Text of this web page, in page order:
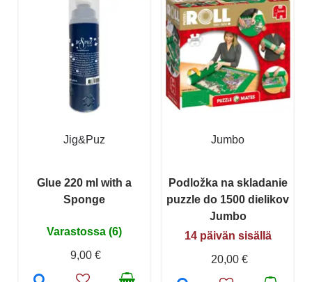
Jig&Puz
Glue 220 ml with a
Sponge
Varastossa (6)
9,00 €
Jumbo
Podložka na skladanie
puzzle do 1500 dielikov
Jumbo
14 päivän sisällä
20,00 €